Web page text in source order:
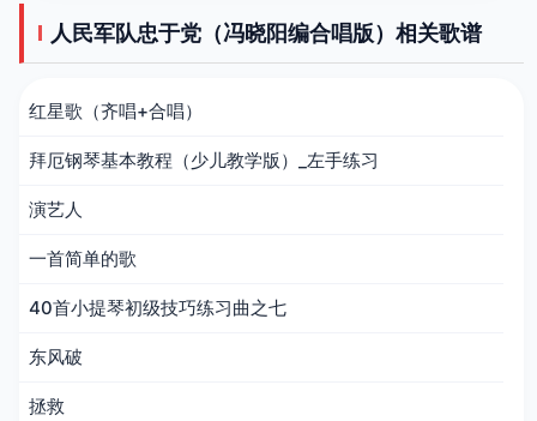
人民军队忠于党（冯晓阳编合唱版）相关歌谱
红星歌（齐唱+合唱）
拜厄钢琴基本教程（少儿教学版）_左手练习
演艺人
一首简单的歌
40首小提琴初级技巧练习曲之七
东风破
拯救